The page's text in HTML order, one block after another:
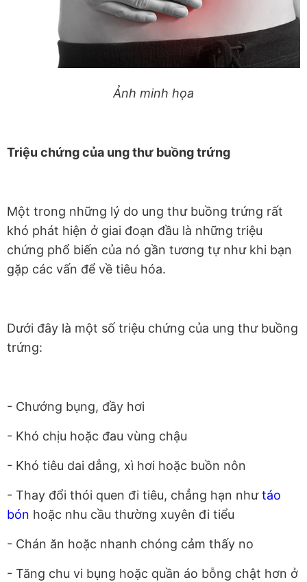
Ảnh minh họa
Triệu chứng của ung thư buồng trứng
Một trong những lý do ung thư buồng trứng rất
khó phát hiện ở giai đoạn đầu là những triệu
chứng phổ biến của nó gần tương tự như khi bạn
gặp các vấn để về tiêu hóa.
Dưới đây là một số triệu chứng của ung thư buồng
trứng:
- Chướng bụng, đầy hơi
- Khó chịu hoặc đau vùng chậu
- Khó tiêu dai dẳng, xì hơi hoặc buồn nôn
- Thay đổi thói quen đi tiêu, chẳng hạn nhưtáo
bón hoặc nhu cầu thường xuyên đi tiểu
- Chán ăn hoặc nhanh chóng cảm thấy no
- Tăng chu vi bụng hoặc quần áo bỗng chật hơn ở